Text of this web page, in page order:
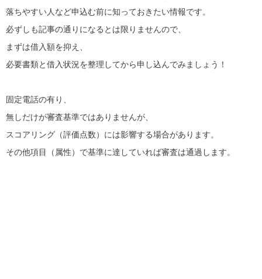
落ちやすい人など申込む前に知っておきたい情報です。
必ずしも記事の通りになるとは限りませんので、
まずは借入額を抑え、
必要書類と借入状況を整理してから申し込んでみましょう！
固定電話の有り、
無しだけが審査基準ではありませんが、
スコアリング（評価点数）には影響する場合があります。
その他項目（属性）で基準に達していれば審査は通過します。